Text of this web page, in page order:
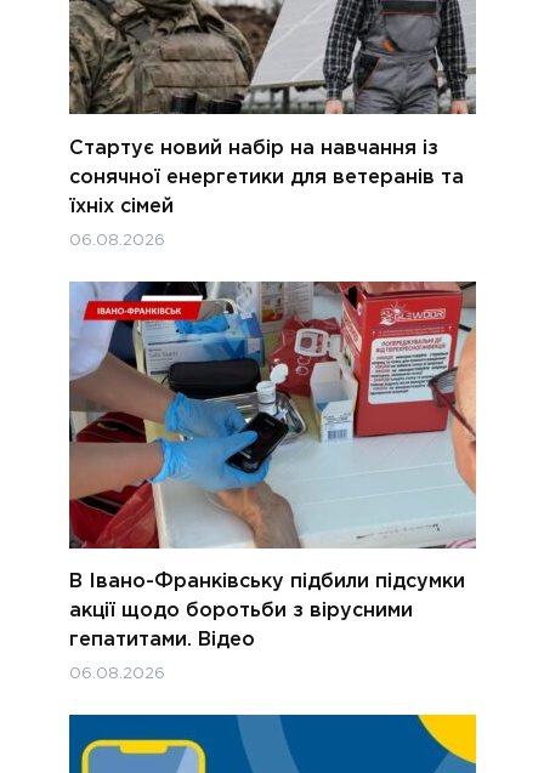
Стартує новий набір на навчання із
сонячної енергетики для ветеранів та
їхніх сімей
06.08.2026
В Івано-Франківську підбили підсумки
акції щодо боротьби з вірусними
гепатитами. Відео
06.08.2026